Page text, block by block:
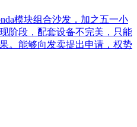
模块组合沙发，加之五一小
阶段，配套设备不完美，只能
。能够向发卖提出申请，权势